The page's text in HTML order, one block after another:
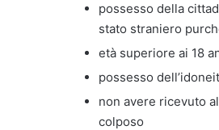
possesso della
stato straniero
età superiore ai 18
possesso
non avere ricevuto
colposo